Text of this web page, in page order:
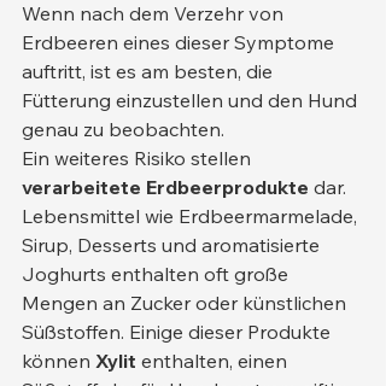
Wenn nach dem Verzehr von
Erdbeeren eines dieser Symptome
auftritt, ist es am besten, die
Fütterung einzustellen und den Hund
genau zu beobachten.
Ein weiteres Risiko stellen
verarbeitete Erdbeerprodukte dar.
Lebensmittel wie Erdbeermarmelade,
Sirup, Desserts und aromatisierte
Joghurts enthalten oft große
Mengen an Zucker oder künstlichen
Süßstoffen. Einige dieser Produkte
können Xylit enthalten, einen